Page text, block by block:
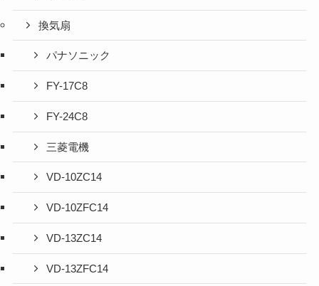
換気扇
パナソニック
FY-17C8
FY-24C8
三菱電機
VD-10ZC14
VD-10ZFC14
VD-13ZC14
VD-13ZFC14